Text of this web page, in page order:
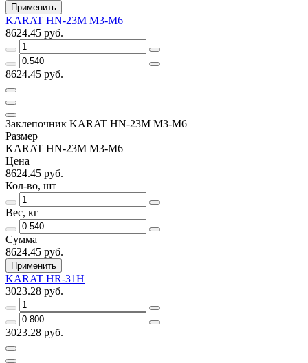
Применить
KARAT HN-23М М3-М6
8624.45 руб.
8624.45 руб.
Заклепочник KARAT HN-23М М3-М6
Размер
KARAT HN-23М М3-М6
Цена
8624.45 руб.
Кол-во, шт
Вес, кг
Сумма
8624.45 руб.
Применить
KARAT HR-31Н
3023.28 руб.
3023.28 руб.